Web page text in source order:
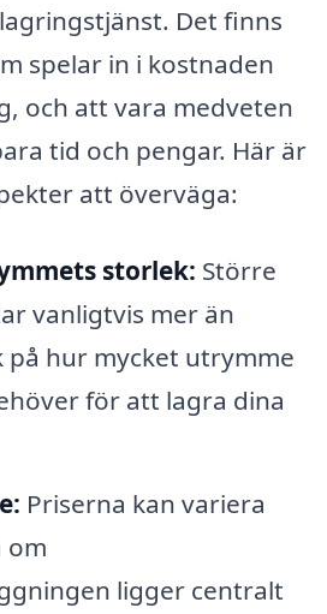
Det finns
spelar in i kostnaden
och att vara medveten
tid och pengar. Här är
att överväga:
storlek: Större
vanligtvis mer än
på hur mycket utrymme
för att lagra dina
Priserna kan variera
om
ligger centralt